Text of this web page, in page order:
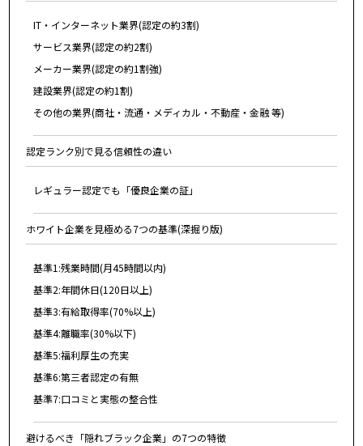
IT・インターネット業界(認定の約3割)
サービス業界(認定の約2割)
メーカー業界(認定の約1割強)
建設業界(認定の約1割)
その他の業界(商社・流通・メディカル・不動産・金融 等)
認定ランク別で見る信頼性の違い
レギュラー認定でも「優良企業の証」
ホワイト企業を見極める7つの基準(深掘り版)
基準1:残業時間(月45時間以内)
基準2:年間休日(120日以上)
基準3:有給取得率(70%以上)
基準4:離職率(30%以下)
基準5:福利厚生の充実
基準6:第三者認定の有無
基準7:口コミと実態の整合性
避けるべき「隠れブラック企業」の7つの特徴